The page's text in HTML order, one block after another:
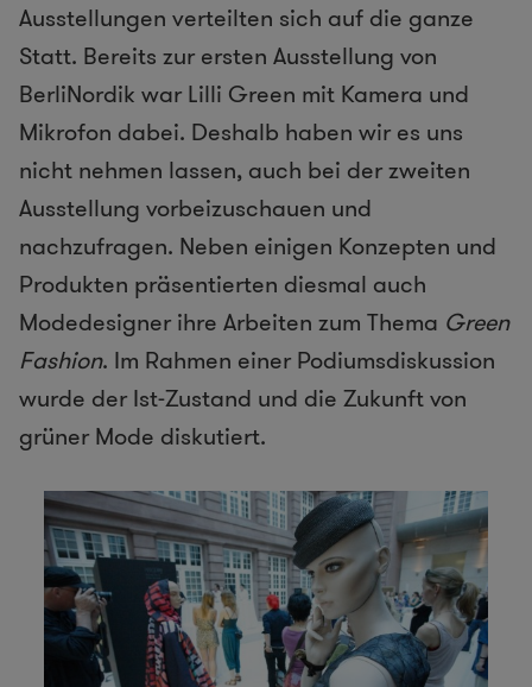
Ausstellungen verteilten sich auf die ganze
Statt. Bereits zur ersten Ausstellung von
BerliNordik war Lilli Green mit Kamera und
Mikrofon dabei. Deshalb haben wir es uns
nicht nehmen lassen, auch bei der zweiten
Ausstellung vorbeizuschauen und
nachzufragen. Neben einigen Konzepten und
Produkten präsentierten diesmal auch
Modedesigner ihre Arbeiten zum Thema Green
Fashion. Im Rahmen einer Podiumsdiskussion
wurde der Ist-Zustand und die Zukunft von
grüner Mode diskutiert.